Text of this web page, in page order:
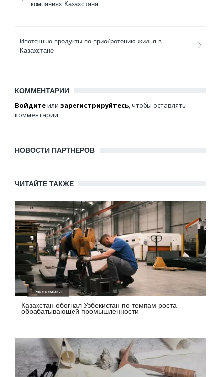
компаниях Казахстана
Ипотечные продукты по приобретению жилья в
Казахстане
КОММЕНТАРИИ
Войдитеили зарегистрируйтесь, чтобы оставлять
комментарии.
НОВОСТИ ПАРТНЕРОВ
ЧИТАЙТЕ ТАКЖЕ
Экономика
Казахстан обогнал Узбекистан по темпам роста
обрабатывающей промышленности